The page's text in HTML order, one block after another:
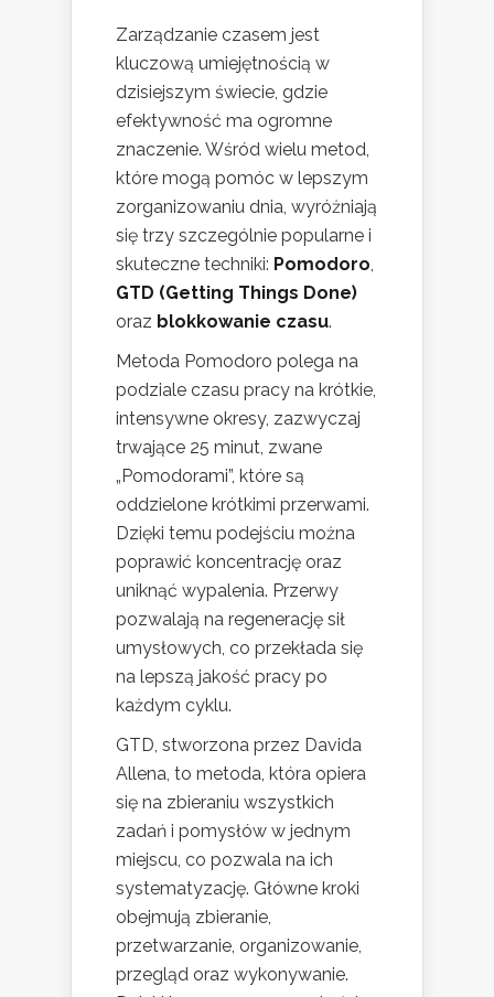
Zarządzanie czasem jest
kluczową umiejętnością w
dzisiejszym świecie, gdzie
efektywność ma ogromne
znaczenie. Wśród wielu metod,
które mogą pomóc w lepszym
zorganizowaniu dnia, wyróżniają
się trzy szczególnie popularne i
skuteczne techniki: Pomodoro,
GTD (Getting Things Done)
oraz blokkowanie czasu.
Metoda Pomodoro polega na
podziale czasu pracy na krótkie,
intensywne okresy, zazwyczaj
trwające 25 minut, zwane
„Pomodorami”, które są
oddzielone krótkimi przerwami.
Dzięki temu podejściu można
poprawić koncentrację oraz
uniknąć wypalenia. Przerwy
pozwalają na regenerację sił
umysłowych, co przekłada się
na lepszą jakość pracy po
każdym cyklu.
GTD, stworzona przez Davida
Allena, to metoda, która opiera
się na zbieraniu wszystkich
zadań i pomysłów w jednym
miejscu, co pozwala na ich
systematyzację. Główne kroki
obejmują zbieranie,
przetwarzanie, organizowanie,
przegląd oraz wykonywanie.